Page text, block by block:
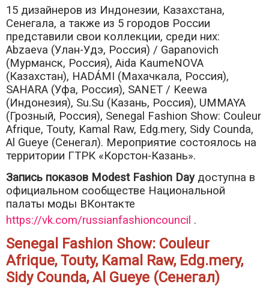
15 дизайнеров из Индонезии, Казахстана,
Сенегала, а также из 5 городов России
представили свои коллекции, среди них:
Abzaeva (Улан-Удэ, Россия) / Gapanovich
(Мурманск, Россия), Aida KaumeNOVA
(Казахстан), HADÁMI (Махачкала, Россия),
SAHARA (Уфа, Россия), SANET / Keewa
(Индонезия), Su.Su (Казань, Россия), UMMAYA
(Грозный, Россия), Senegal Fashion Show: Couleur
Afrique, Touty, Kamal Raw, Edg.mery, Sidy Counda,
Al Gueye (Сенегал). Мероприятие состоялось на
территории ГТРК «Корстон-Казань».
Запись показов Modest Fashion Day доступна в
официальном сообществе Национальной
палаты моды ВКонтакте
https://vk.com/russianfashioncouncil .
Senegal Fashion Show: Couleur
Afrique, Touty, Kamal Raw, Edg.mery,
Sidy Counda, Al Gueye (Сенегал)